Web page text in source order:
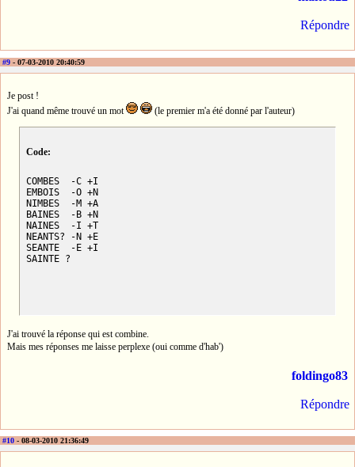
Répondre
#9 - 07-03-2010 20:40:59
Je post !
J'ai quand même trouvé un mot
(le premier m'a été donné par l'auteur)
Code:
COMBES  -C +I
EMBOIS  -O +N
NIMBES  -M +A
BAINES  -B +N
NAINES  -I +T
NEANTS? -N +E
SEANTE  -E +I
SAINTE ?
J'ai trouvé la réponse qui est combine.
Mais mes réponses me laisse perplexe (oui comme d'hab')
foldingo83
Répondre
#10 - 08-03-2010 21:36:49